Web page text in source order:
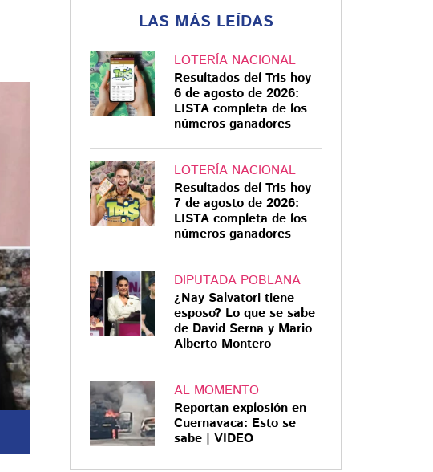
LAS MÁS LEÍDAS
LOTERÍA NACIONAL
Resultados del Tris hoy
6 de agosto de 2026:
LISTA completa de los
números ganadores
LOTERÍA NACIONAL
Resultados del Tris hoy
7 de agosto de 2026:
LISTA completa de los
números ganadores
DIPUTADA POBLANA
¿Nay Salvatori tiene
esposo? Lo que se sabe
de David Serna y Mario
Alberto Montero
AL MOMENTO
Reportan explosión en
Cuernavaca: Esto se
sabe | VIDEO